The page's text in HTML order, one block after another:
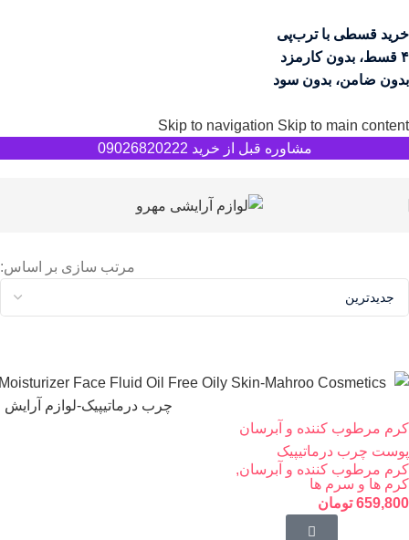
خرید قسطی با ترب‌پی
۴ قسط، بدون کارمزد
بدون ضامن، بدون سود
Skip to navigation Skip to main content
مشاوره قبل از خرید 09026820222
مرتب سازی بر اساس:
کرم مرطوب کننده و آبرسان
پوست چرب درماتیپیک
کرم مرطوب کننده و آبرسان,
کرم ها و سرم ها
659,800 تومان